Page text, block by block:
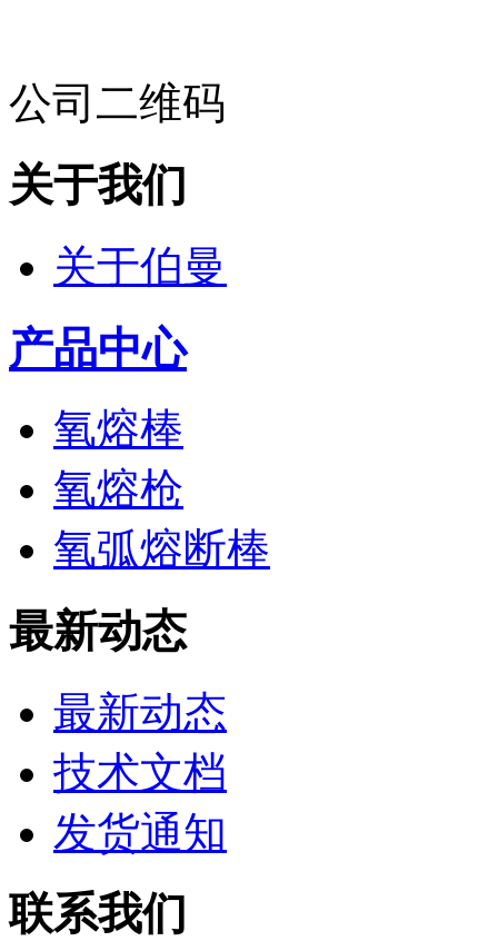
公司二维码
关于我们
关于伯曼
产品中心
氧熔棒
氧熔枪
氧弧熔断棒
最新动态
最新动态
技术文档
发货通知
联系我们